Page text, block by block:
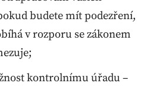
budete mít podezření,
v rozporu se zákonem
kontrolnímu úřadu –